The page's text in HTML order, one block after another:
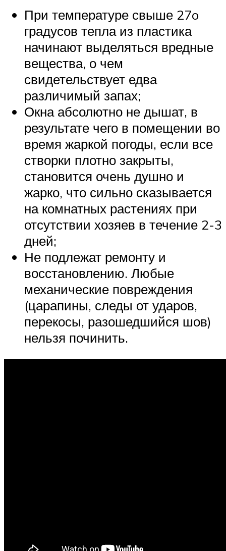
При температуре свыше 27o
градусов тепла из пластика
начинают выделяться вредные
вещества, о чем
свидетельствует едва
различимый запах;
Окна абсолютно не дышат, в
результате чего в помещении во
время жаркой погоды, если все
створки плотно закрыты,
становится очень душно и
жарко, что сильно сказывается
на комнатных растениях при
отсутствии хозяев в течение 2-3
дней;
Не подлежат ремонту и
восстановлению. Любые
механические повреждения
(царапины, следы от ударов,
перекосы, разошедшийся шов)
нельзя починить.